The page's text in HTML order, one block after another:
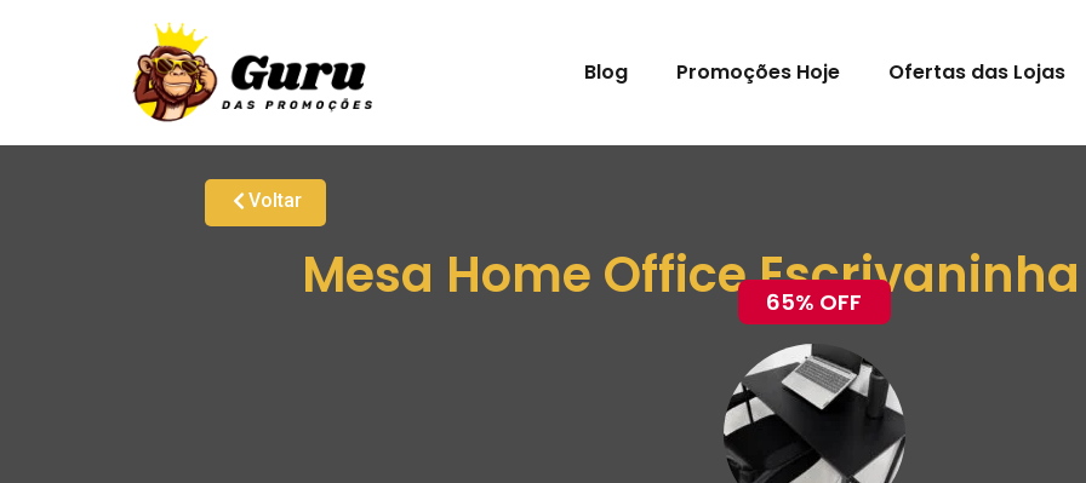
Blog Promoções Hoje Ofertas das Lojas
Voltar
Mesa Home Office 65% OFF